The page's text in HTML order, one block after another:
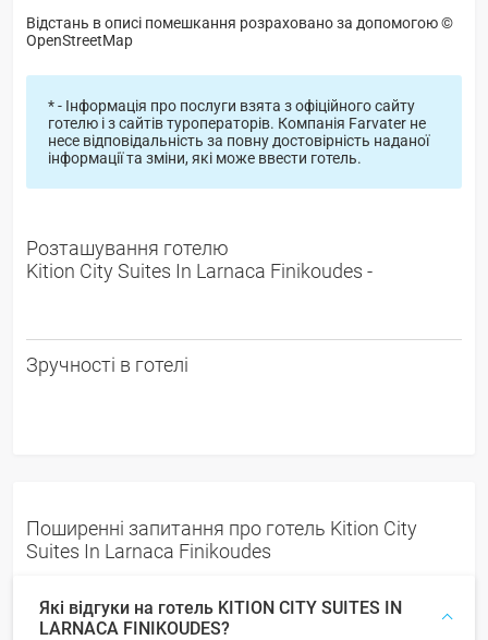
Відстань в описі помешкання розраховано за допомогою ©
OpenStreetMap
* - Інформація про послуги взята з офіційного сайту
готелю і з сайтів туроператорів. Компанія Farvater не
несе відповідальність за повну достовірність наданої
інформації та зміни, які може ввести готель.
Розташування готелю
Kition City Suites In Larnaca Finikoudes -
Зручності в готелі
Поширенні запитання про готель Kition City
Suites In Larnaca Finikoudes
Які відгуки на готель KITION CITY SUITES IN
LARNACA FINIKOUDES?